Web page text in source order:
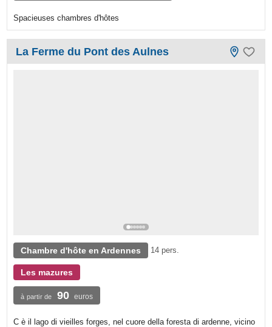
Spacieuses chambres d'hôtes
La Ferme du Pont des Aulnes
Chambre d'hôte en Ardennes 14 pers.
Les mazures
à partir de 90 euros
C è il lago di vieilles forges, nel cuore della foresta di ardenne, vicino